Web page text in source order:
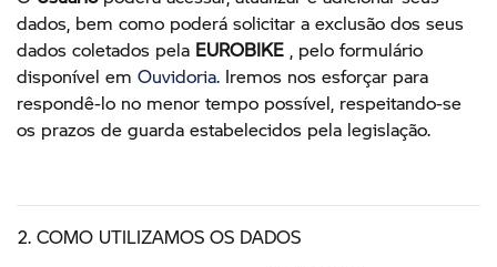
dados, bem como poderá solicitar a exclusão dos seus
dados coletados pela EUROBIKE , pelo formulário
disponível em Ouvidoria. Iremos nos esforçar para
respondê-lo no menor tempo possível, respeitando-se
os prazos de guarda estabelecidos pela legislação.
2. COMO UTILIZAMOS OS DADOS